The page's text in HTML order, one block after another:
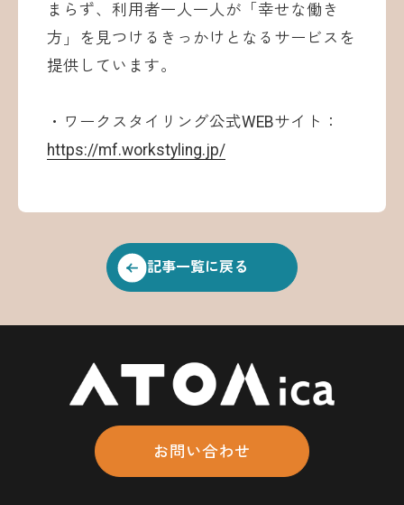
まらず、利用者一人一人が「幸せな働き
方」を見つけるきっかけとなるサービスを
提供しています。
・ワークスタイリング公式WEBサイト：
https://mf.workstyling.jp/
記事一覧に戻る
お問い合わせ